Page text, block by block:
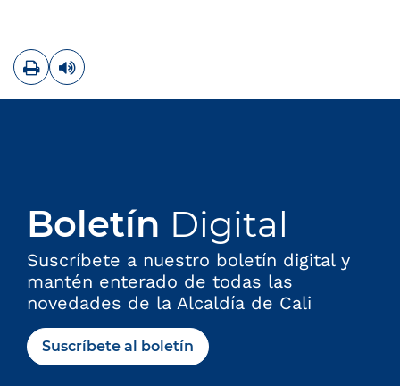
ImprimirLeer contenido
Boletín Digital
Suscríbete a nuestro boletín digital y
mantén enterado de todas las
novedades de la Alcaldía de Cali
Suscríbete al boletín